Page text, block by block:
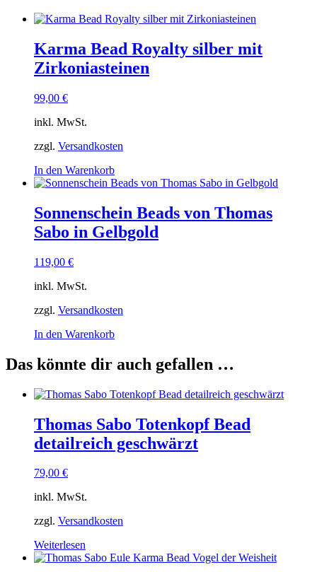
Karma Bead Royalty silber mit
Zirkoniasteinen
99,00 €
inkl. MwSt.
zzgl. Versandkosten
In den Warenkorb
Sonnenschein Beads von Thomas
Sabo in Gelbgold
119,00 €
inkl. MwSt.
zzgl. Versandkosten
In den Warenkorb
Das könnte dir auch gefallen …
Thomas Sabo Totenkopf Bead
detailreich geschwärzt
79,00 €
inkl. MwSt.
zzgl. Versandkosten
Weiterlesen